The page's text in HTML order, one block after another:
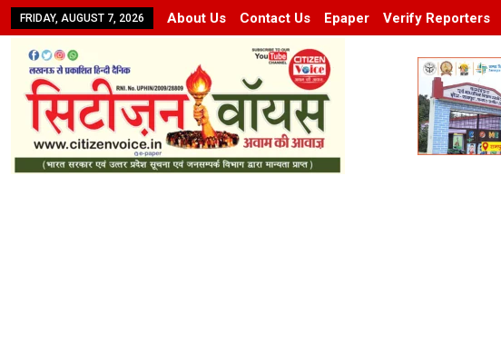
FRIDAY, AUGUST 7, 2026 About Us Contact Us Epaper Verify Reporters